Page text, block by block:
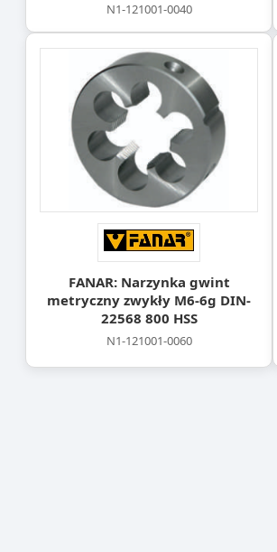
N1-121001-0040
FANAR: Narzynka gwint
metryczny zwykły M6-6g DIN-
22568 800 HSS
N1-121001-0060